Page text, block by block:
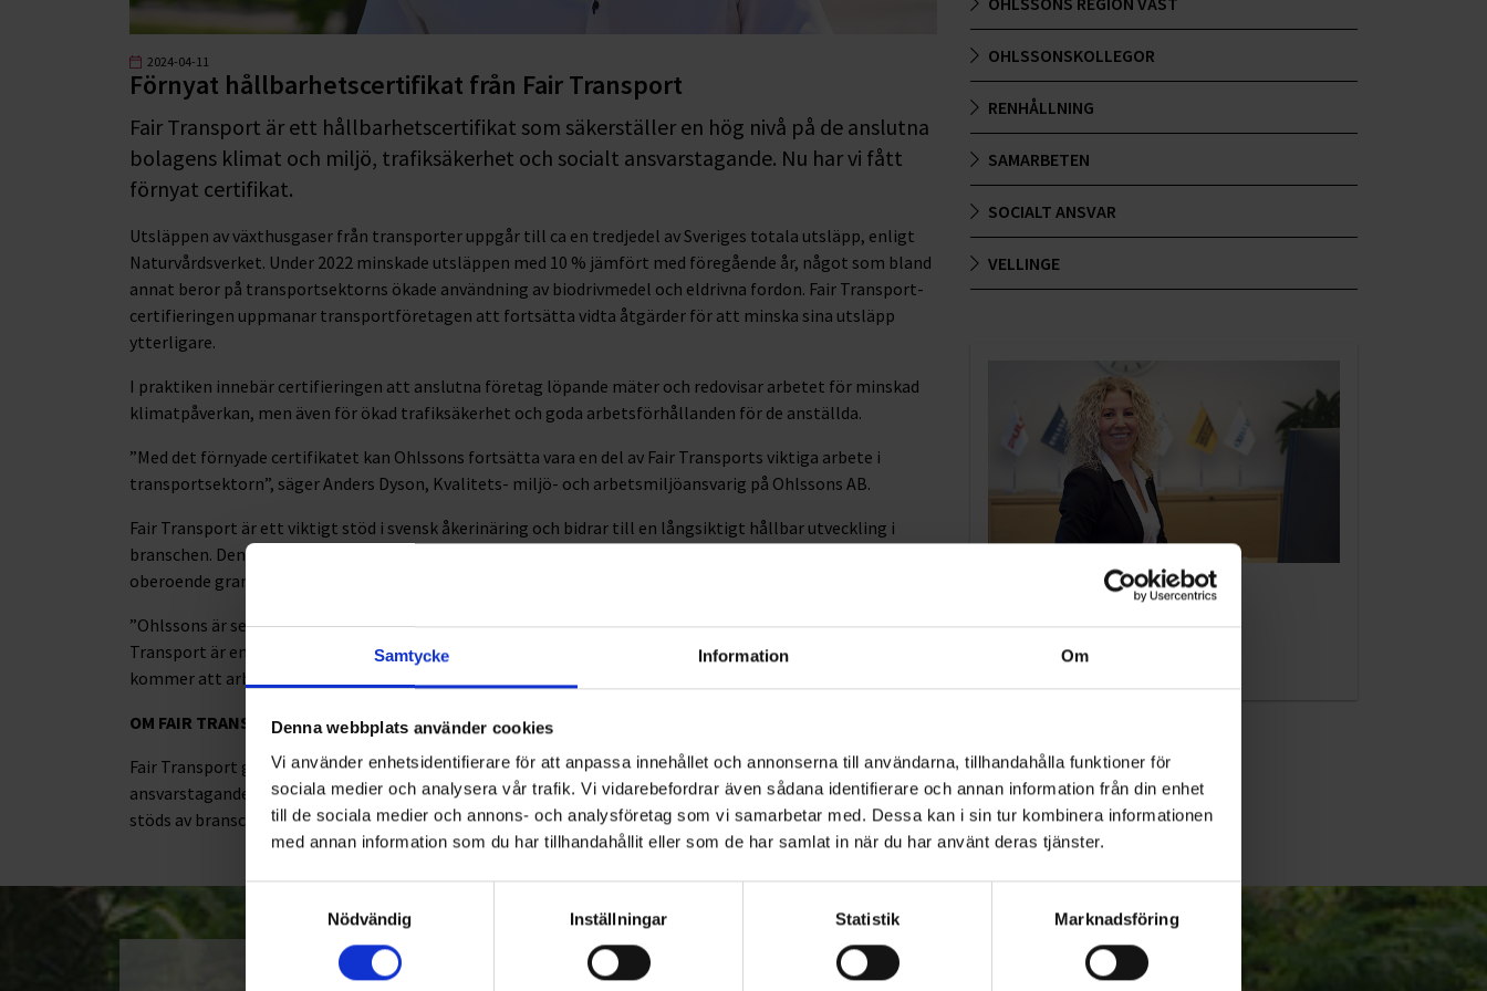
Samtycke Information Om
Denna webbplats använder cookies
Vi använder enhetsidentifierare för att anpassa innehållet och annonserna till användarna, tillhandahålla funktioner för
sociala medier och analysera vår trafik. Vi vidarebefordrar även sådana identifierare och annan information från din enhet
till de sociala medier och annons- och analysföretag som vi samarbetar med. Dessa kan i sin tur kombinera informationen
med annan information som du har tillhandahållit eller som de har samlat in när du har använt deras tjänster.
Nödvändig
Inställningar Statistik Marknadsföring
2024-04-11
Förnyat hållbarhetscertifikat från Fair Transport
Fair Transport är ett hållbarhetscertifikat som säkerställer en hög nivå på de anslutna
bolagens klimat och miljö, trafiksäkerhet och socialt ansvarstagande. Nu har vi fått
förnyat certifikat.
Utsläppen av växthusgaser från transporter uppgår till ca en tredjedel av Sveriges totala utsläpp, enligt
Naturvårdsverket. Under 2022 minskade utsläppen med 10 % jämfört med föregående år, något som bland
annat beror på transportsektorns ökade användning av biodrivmedel och eldrivna fordon. Fair Transport-
certifieringen uppmanar transportföretagen att fortsätta vidta åtgärder för att minska sina utsläpp
ytterligare.
I praktiken innebär certifieringen att anslutna företag löpande mäter och redovisar arbetet för minskad
klimatpåverkan, men även för ökad trafiksäkerhet och goda arbetsförhållanden för de anställda.
”Med det förnyade certifikatet kan Ohlssons fortsätta vara en del av Fair Transports viktiga arbete i
transportsektorn”, säger Anders Dyson, Kvalitets- miljö- och arbetsmiljöansvarig på Ohlssons AB.
Fair Transport är ett viktigt stöd i svensk åkerinäring och bidrar till en långsiktigt hållbar utveckling i
branschen. Den verksamhetsdata som ständigt rapporteras in av medlemsföretagen genomgår en
oberoende granskning för att säkerställa att de högt ställda hållbarhetskraven uppfylls.
”Ohlssons är sedan många år tillbaka ISO-certifierade i miljö, kvalitet och arbetsmiljö. Certifieringen i Fair
Transport är en naturlig fortsättning på det hållbarhetsarbetet, men vi nöjer oss givetvis inte där – utan
kommer att arbeta ännu hårdare för mer hållbara transporter framöver.”, konstaterar Anders.
OM FAIR TRANSPORT
Fair Transport grundades av Sveriges Åkeriföretag med syftet att belysa de åkerier som arbetar
ansvarstagande och hållbart. Det är idag en viktig hållbarhetscertifiering för godstransporter på väg som
stöds av bransch- och arbetsgivarorganisationen Transportföretagen.
OHLSSONSKOLLEGOR
RENHÅLLNING
SAMARBETEN
SOCIALT ANSVAR
VELLINGE
KUNDTJÄNST
010-45 00 200​
info@ohlssons.se